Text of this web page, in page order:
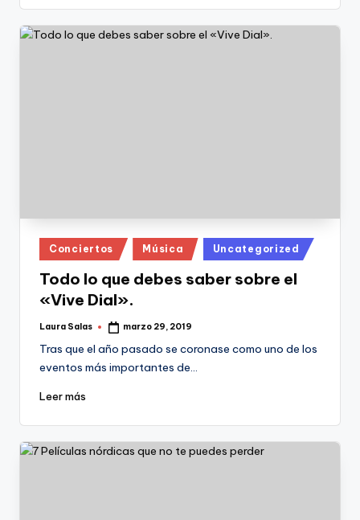
Publicado
en
Conciertos Música Uncategorized
Todo lo que debes saber sobre el
«Vive Dial».
Publicado
Laura Salas marzo 29, 2019
Tras que el año pasado se coronase como uno de los
eventos más importantes de…
Leer más